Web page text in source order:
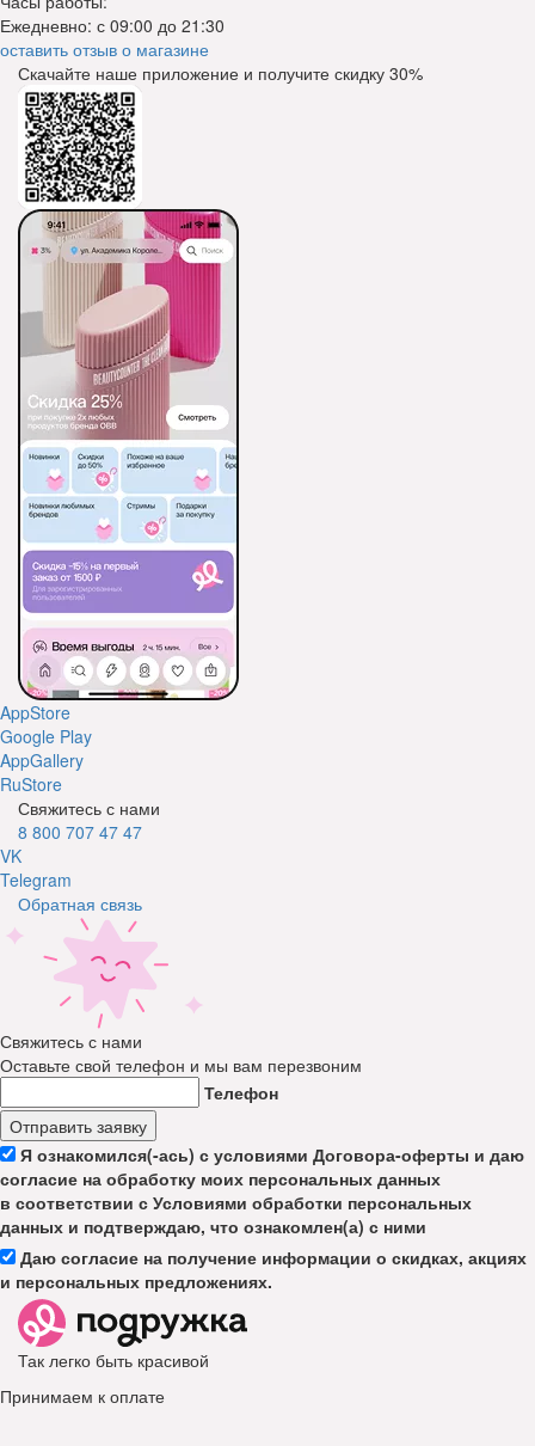
Ежедневно: с 09:00 до 21:30
оставить отзыв о магазине
Скачайте наше приложение и получите скидку 30%
AppStore
Google Play
AppGallery
RuStore
Свяжитесь с нами
8 800 707 47 47
VK
Telegram
Обратная связь
Свяжитесь с нами
Оставьте свой телефон и мы вам перезвоним
Телефон
Отправить заявку
Я ознакомился(-ась) с условиями Договора-оферты и даю
согласие на обработку моих персональных данных
в соответствии с Условиями обработки персональных
данных и подтверждаю, что ознакомлен(а) с ними
Даю согласие на получение информации о скидках, акциях
и персональных предложениях.
Так легко быть красивой
Принимаем к оплате